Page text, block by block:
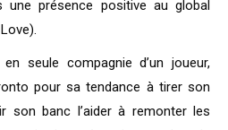
présence positive au global
seule compagnie d’un joueur,
pour sa tendance à tirer son
son banc l’aider à remonter les